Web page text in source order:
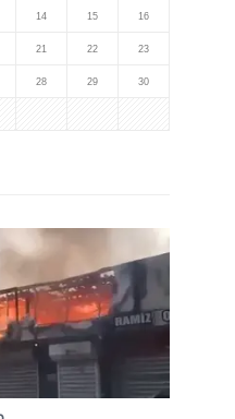
14 15 16
21 22 23
28 29 30